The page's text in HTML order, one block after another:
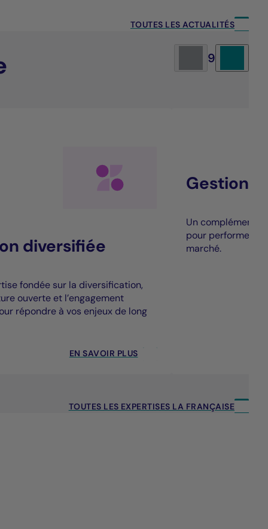
TOUTES LES ACTUALITÉS
9
diversifiée
fondée sur la diversification,
ouverte et l’engagement
répondre à vos enjeux de long
EN SAVOIR PLUS
Gestion
Un complément
pour performer
marché.
TOUTES LES EXPERTISES LA FRANÇAISE